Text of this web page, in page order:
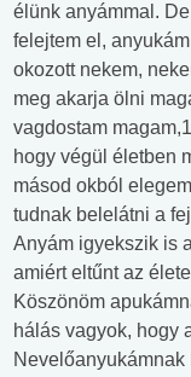
élünk anyámmal.
felejtem el,
okozott nekem,
meg akarja ölni
vagdostam
hogy végül életben
másod okból
tudnak belelátni a
Anyám igyekszik is
amiért eltűnt az
Köszönöm
hálás vagyok, hogy
Nevelőanyukámnak